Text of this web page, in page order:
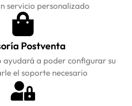
servicio personalizado
Postventa
ayudará a poder configurar su
el soporte necesario